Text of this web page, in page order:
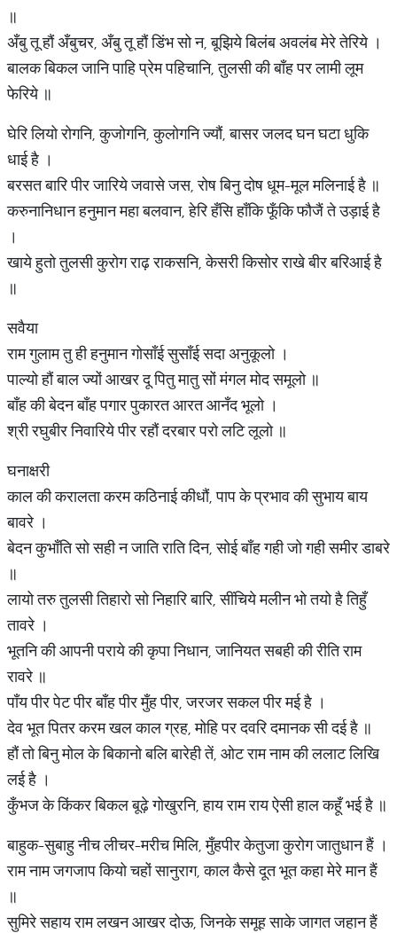
॥
अँबु तू हौं अँबुचर, अँबु तू हौं डिंभ सो न, बूझिये बिलंब अवलंब मेरे तेरिये ।
बालक बिकल जानि पाहि प्रेम पहिचानि, तुलसी की बाँह पर लामी लूम
फेरिये ॥
घेरि लियो रोगनि, कुजोगनि, कुलोगनि ज्यौं, बासर जलद घन घटा धुकि
धाई है ।
बरसत बारि पीर जारिये जवासे जस, रोष बिनु दोष धूम-मूल मलिनाई है ॥
करुनानिधान हनुमान महा बलवान, हेरि हँसि हाँकि फूँकि फौजैं ते उड़ाई है
।
खाये हुतो तुलसी कुरोग राढ़ राकसनि, केसरी किसोर राखे बीर बरिआई है
॥
सवैया
राम गुलाम तु ही हनुमान गोसाँई सुसाँई सदा अनुकूलो ।
पाल्यो हौं बाल ज्यों आखर दू पितु मातु सों मंगल मोद समूलो ॥
बाँह की बेदन बाँह पगार पुकारत आरत आनँद भूलो ।
श्री रघुबीर निवारिये पीर रहौं दरबार परो लटि लूलो ॥
घनाक्षरी
काल की करालता करम कठिनाई कीधौं, पाप के प्रभाव की सुभाय बाय
बावरे ।
बेदन कुभाँति सो सही न जाति राति दिन, सोई बाँह गही जो गही समीर डाबरे
॥
लायो तरु तुलसी तिहारो सो निहारि बारि, सींचिये मलीन भो तयो है तिहुँ
तावरे ।
भूतनि की आपनी पराये की कृपा निधान, जानियत सबही की रीति राम
रावरे ॥
पाँय पीर पेट पीर बाँह पीर मुँह पीर, जरजर सकल पीर मई है ।
देव भूत पितर करम खल काल ग्रह, मोहि पर दवरि दमानक सी दई है ॥
हौं तो बिनु मोल के बिकानो बलि बारेही तें, ओट राम नाम की ललाट लिखि
लई है ।
कुँभज के किंकर बिकल बूढ़े गोखुरनि, हाय राम राय ऐसी हाल कहूँ भई है ॥
बाहुक-सुबाहु नीच लीचर-मरीच मिलि, मुँहपीर केतुजा कुरोग जातुधान हैं ।
राम नाम जगजाप कियो चहों सानुराग, काल कैसे दूत भूत कहा मेरे मान हैं
॥
सुमिरे सहाय राम लखन आखर दोऊ, जिनके समूह साके जागत जहान हैं